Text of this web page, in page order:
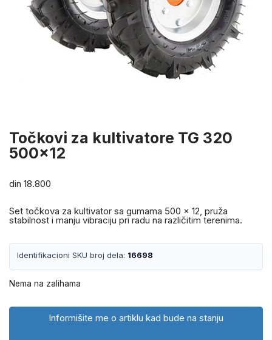
Točkovi za kultivatore TG 320
500×12
din 18.800
Set točkova za kultivator sa gumama 500 x 12, pruža
stabilnost i manju vibraciju pri radu na različitim terenima.
Identifikacioni SKU broj dela: 16698
Nema na zalihama
Informišite me o artiklu kad bude na stanju